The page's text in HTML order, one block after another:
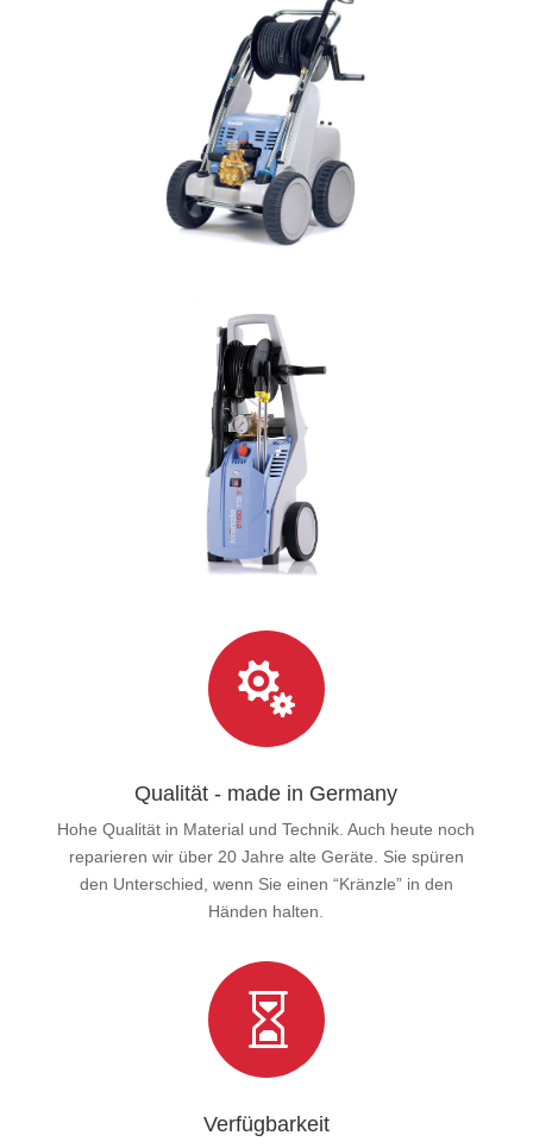

Qualität - made in Germany
Hohe Qualität in Material und Technik. Auch heute noch
reparieren wir über 20 Jahre alte Geräte. Sie spüren
den Unterschied, wenn Sie einen “Kränzle” in den
Händen halten.

Verfügbarkeit